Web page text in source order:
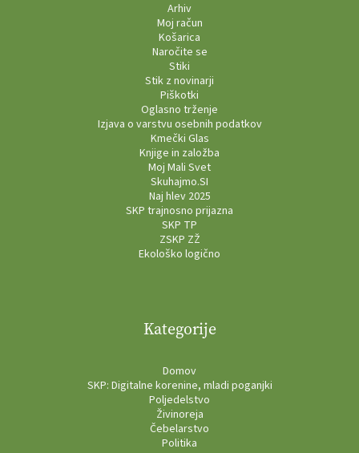
Arhiv
Moj račun
Košarica
Naročite se
Stiki
Stik z novinarji
Piškotki
Oglasno trženje
Izjava o varstvu osebnih podatkov
Kmečki Glas
Knjige in založba
Moj Mali Svet
Skuhajmo.SI
Naj hlev 2025
SKP trajnosno prijazna
SKP TP
ZSKP ZŽ
Ekološko logično
Kategorije
Domov
SKP: Digitalne korenine, mladi poganjki
Poljedelstvo
Živinoreja
Čebelarstvo
Politika